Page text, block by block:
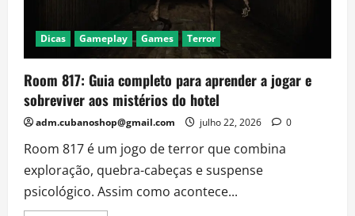
suspense
Dicas Gameplay Games Terror
Room 817: Guia completo para aprender a jogar e
sobreviver aos mistérios do hotel
adm.cubanoshop@gmail.com julho 22, 2026 0
Room 817 é um jogo de terror que combina
exploração, quebra-cabeças e suspense
psicológico. Assim como acontece...